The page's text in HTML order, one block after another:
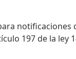
notificaciones
197 de la ley